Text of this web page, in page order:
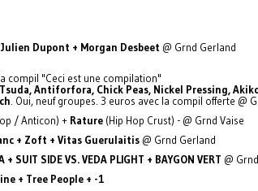
Julien Dupont + Morgan Desbeet @ Grnd Gerland
compil "Ceci est une compilation"
Antiforfora, Chick Peas, Nickel Pressing,
. Oui, neuf groupes. 3 euros avec la compil offerte @
/ Anticon) + Rature (Hip Hop Crust) - @ Grnd Vaise
+ Zoft + Vitas Guerulaitis @ Grnd Gerland
+ SUIT SIDE VS. VEDA PLIGHT + BAYGON VERT @
+ Tree People + -1